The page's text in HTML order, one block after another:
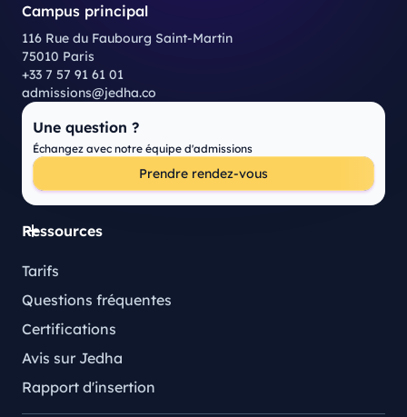
Campus principal
116 Rue du Faubourg Saint-Martin
75010 Paris
+33 7 57 91 61 01
admissions@jedha.co
Une question ?
Échangez avec notre équipe d'admissions
Prendre rendez-vous
Ressources
Tarifs
Questions fréquentes
Certifications
Avis sur Jedha
Rapport d'insertion